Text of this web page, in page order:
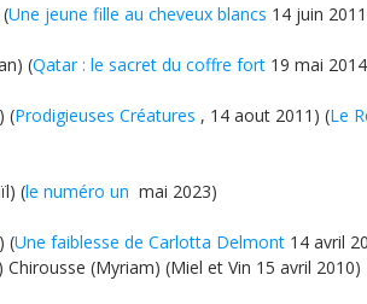
Une jeune fille au cheveux blancs 14 juin
(Qatar : le sacret du coffre fort 19 mai
(Prodigieuses Créatures , 14 aout 2011) (Le
(le numéro un mai 2023)
(Une faiblesse de Carlotta Delmont 14 avril
(Myriam) (Miel et Vin 15 avril 2010)